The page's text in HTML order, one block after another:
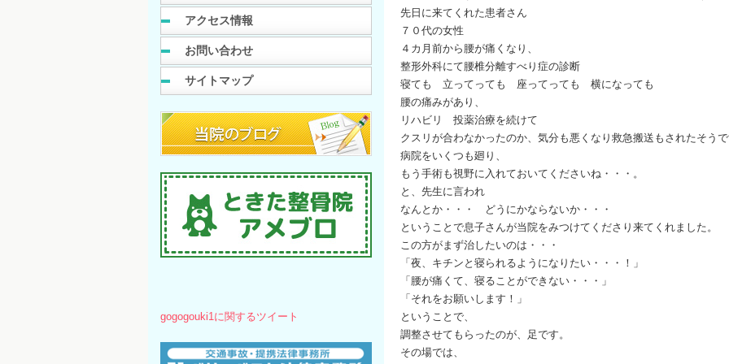
先日に来てくれた患者さん
７０代の女性
４カ月前から腰が痛くなり、
整形外科にて腰椎分離すべり症の診断
寝ても 立ってっても 座ってっても 横になっても
腰の痛みがあり、
リハビリ 投薬治療を続けて
クスリが合わなかったのか、気分も悪くなり救急搬送もされたそう
病院をいくつも廻り、
もう手術も視野に入れておいてくださいね・・・。
と、先生に言われ
なんとか・・・ どうにかならないか・・・
ということで息子さんが当院をみつけてくださり来てくれました。
この方がまず治したいのは・・・
「夜、キチンと寝られるようになりたい・・・！」
「腰が痛くて、寝ることができない・・・」
「それをお願いします！」
ということで、
調整させてもらったのが、足です。
その場では、
アクセス情報
お問い合わせ
サイトマップ
gogogouki1に関するツイート